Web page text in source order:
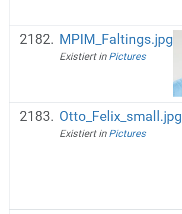
MPIM_Faltings.jpg
Existiert in Pictures
Otto_Felix_small.jpg
Existiert in Pictures